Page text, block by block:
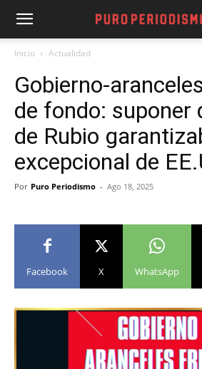
Inicio Actualidad
Gobierno-
de fondo: suponer
de Rubio
excepcional de
Por Puro Periodismo - Ago 18, 2025
Facebook X WhatsApp